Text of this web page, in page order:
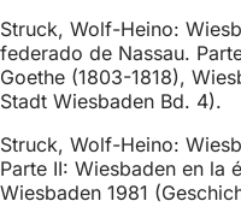
Struck, Wolf-Heino:
federado de Nassau.
Goethe (1803-1818),
Stadt Wiesbaden Bd. 4).
Struck, Wolf-Heino:
Parte II: Wiesbaden en la
Wiesbaden 1981